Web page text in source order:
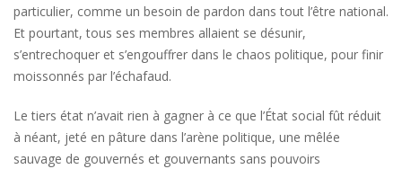
particulier, comme un besoin de pardon dans tout l’être national.
Et pourtant, tous ses membres allaient se désunir,
s’entrechoquer et s’engouffrer dans le chaos politique, pour finir
moissonnés par l’échafaud.
Le tiers état n’avait rien à gagner à ce que l’État social fût réduit
à néant, jeté en pâture dans l’arène politique, une mêlée
sauvage de gouvernés et gouvernants sans pouvoirs